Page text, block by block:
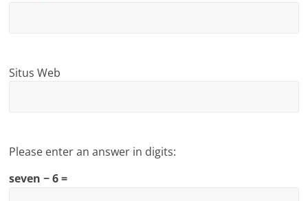
Situs Web
Please enter an answer in digits:
seven − 6 =